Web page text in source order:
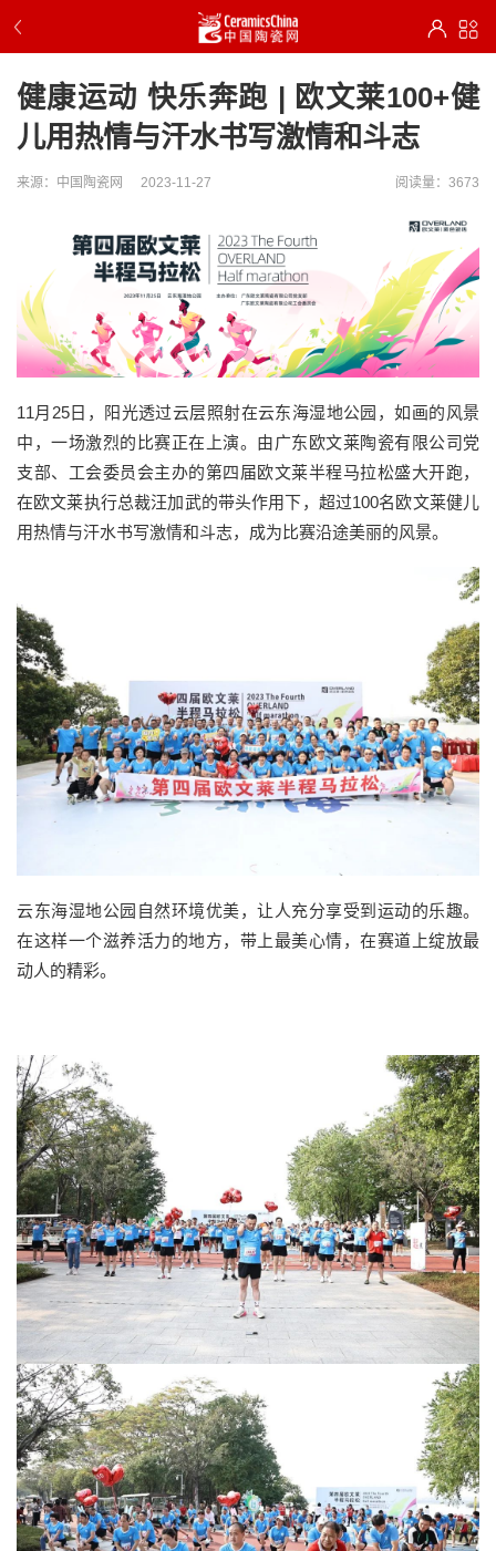
健康运动 快乐奔跑 | 欧文莱100+健
儿用热情与汗水书写激情和斗志
来源：中国陶瓷网 2023-11-27 阅读量：3673
11月25日，阳光透过云层照射在云东海湿地公园，如画的风景
中，一场激烈的比赛正在上演。由广东欧文莱陶瓷有限公司党
支部、工会委员会主办的第四届欧文莱半程马拉松盛大开跑，
在欧文莱执行总裁汪加武的带头作用下，超过100名欧文莱健儿
用热情与汗水书写激情和斗志，成为比赛沿途美丽的风景。
云东海湿地公园自然环境优美，让人充分享受到运动的乐趣。
在这样一个滋养活力的地方，带上最美心情，在赛道上绽放最
动人的精彩。